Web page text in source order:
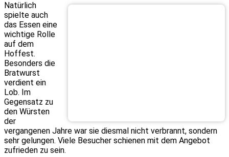
Natürlich
spielte auch
das Essen eine
wichtige Rolle
auf dem
Hoffest.
Besonders die
Bratwurst
verdient ein
Lob. Im
Gegensatz zu
den Würsten
der
vergangenen Jahre war sie diesmal nicht verbrannt, sondern
sehr gelungen. Viele Besucher schienen mit dem Angebot
zufrieden zu sein.